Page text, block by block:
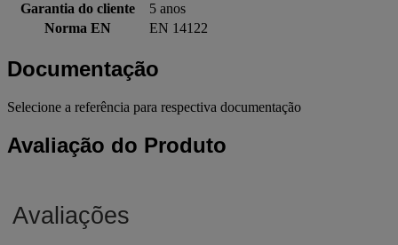
Garantia do cliente
5 anos
Norma EN
EN 14122
Documentação
Selecione a referência para respectiva documentação
Avaliação do Produto